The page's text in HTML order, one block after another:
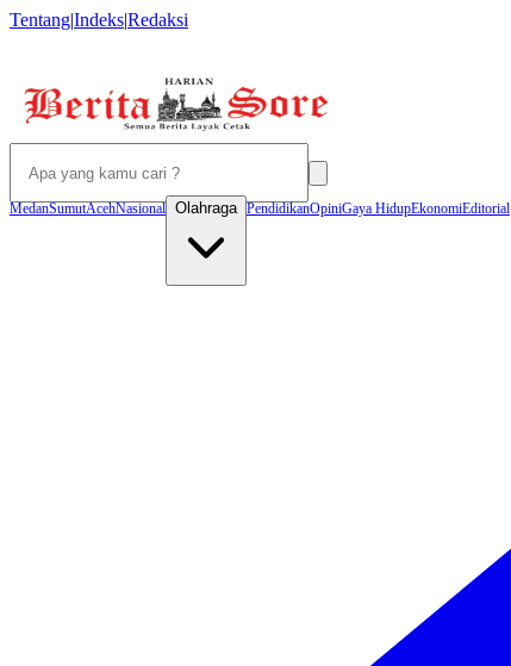
Tentang|Indeks|Redaksi
MedanSumutAcehNasional Olahraga PendidikanOpiniGaya HidupEkonomiEditorial